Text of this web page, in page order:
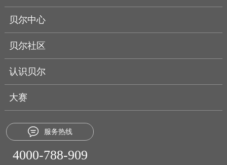
贝尔中心
贝尔社区
认识贝尔
大赛
服务热线
4000-788-909